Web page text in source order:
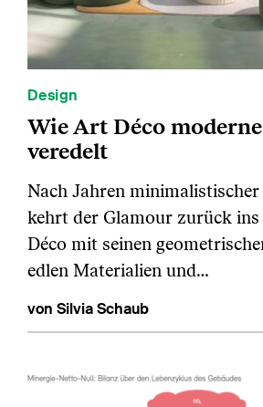
Design
Wie Art Déco
veredelt
Nach Jahren
kehrt der Glamour zurück
Déco mit seinen
edlen Materialien und…
von Silvia Schaub